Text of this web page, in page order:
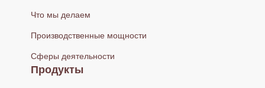
Что мы делаем
Производственные мощности
Сферы деятельности
Продукты